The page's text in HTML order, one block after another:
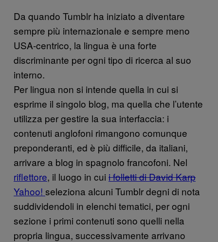
Da quando Tumblr ha iniziato a diventare
sempre più internazionale e sempre meno
USA-centrico, la lingua è una forte
discriminante per ogni tipo di ricerca al suo
interno.
Per lingua non si intende quella in cui si
esprime il singolo blog, ma quella che l’utente
utilizza per gestire la sua interfaccia: i
contenuti anglofoni rimangono comunque
preponderanti, ed è più difficile, da italiani,
arrivare a blog in spagnolo francofoni. Nel
riflettore, il luogo in cui i folletti di David Karp
Yahoo! seleziona alcuni Tumblr degni di nota
suddividendoli in elenchi tematici, per ogni
sezione i primi contenuti sono quelli nella
propria lingua, successivamente arrivano